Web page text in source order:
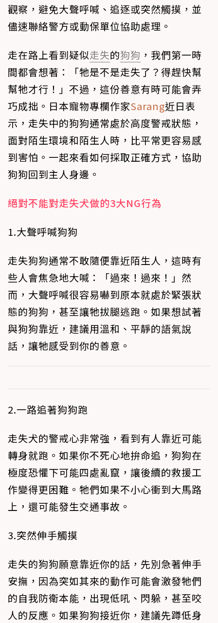
觀察，避免大聲呼喊、追逐或突然觸摸，並
儘速聯絡警方或動保單位協助處理。
走在路上看到疑似走失的狗狗 ，我們第一時
間都會想著：「牠是不是走失了？得趕快幫
幫牠才行！」不過，這份善意有時可能會弄
巧成拙。日本寵物專欄作家Sarang近日表
示，走失中的狗狗通常處於高度警戒狀態，
面對陌生環境和陌生人時，比平常更容易感
到害怕。一起來看如何採取正確方式，協助
狗狗回到主人身邊。
絕對不能對走失犬做的3大NG行為
1.大聲呼喊狗狗
走失狗狗通常不敢隨便靠近陌生人，這時有
些人會焦急地大喊：「過來！過來！」然
而，大聲呼喊很容易嚇到原本就處於緊張狀
態的狗狗，甚至讓牠拔腿逃跑。如果想試著
與狗狗靠近，建議用溫和、平靜的語氣說
話，讓牠感受到你的善意。
2.一路追著狗狗跑
走失犬的警戒心非常強，看到有人靠近可能
轉身就跑。如果你不死心地拚命追，狗狗在
極度恐懼下可能四處亂竄，讓後續的救援工
作變得更困難。牠們如果不小心衝到大馬路
上，還可能發生交通事故。
3.突然伸手觸摸
走失的狗狗願意靠近你的話，先別急著伸手
安撫，因為突如其來的動作可能會激發牠們
的自我防衛本能，出現低吼、閃躲，甚至咬
人的反應。如果狗狗接近你，建議先蹲低身